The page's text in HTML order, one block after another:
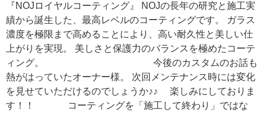
『NOJロイヤルコーティング』 NOJの長年の研究と施工実
績から誕生した、最高レベルのコーティングです。 ガラス
濃度を極限まで高めることにより、高い耐久性と美しい仕
上がりを実現。 美しさと保護力のバランスを極めたコーテ
ィング。 今後のカスタムのお話も
熱がはっていたオーナー様。 次回メンテナンス時には変化
を見せていただけるのでしょうか♪♪ 楽しみにしておりま
す！！ コーティングを「施工して終わり」ではな